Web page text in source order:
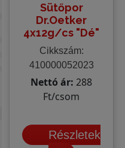
Sütőpor
Dr.Oetker
4x12g/cs "Dé"
Cikkszám:
410000052023
Nettó ár: 288
Ft/csom
Részletek